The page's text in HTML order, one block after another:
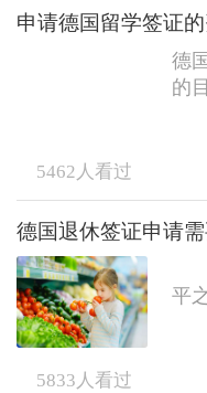
申请德国留学签证
德
的
5462 人看过
平
5833 人看过